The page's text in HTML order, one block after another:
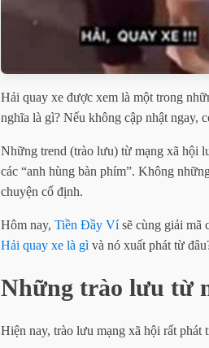
Hải quay xe được xem là một trong
nghĩa là gì? Nếu không cập nhật ngay,
Những trend (trào lưu) từ mạng xã hội
các “anh hùng bàn phím”. Không
chuyện cố định.
Hôm nay, Tiền Đầy Vísẽ cùng giải mã
Hải quay xe là gì và nó xuất phát từ
Những trào lưu từ
Hiện nay, trào lưu mạng xã hội rất